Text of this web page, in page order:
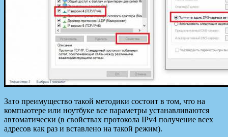
Зато преимущество такой методики состоит в том, что на
компьютере или ноутбуке все параметры устанавливаются
автоматически (в свойствах протокола IPv4 получение всех
адресов как раз и вставлено на такой режим).